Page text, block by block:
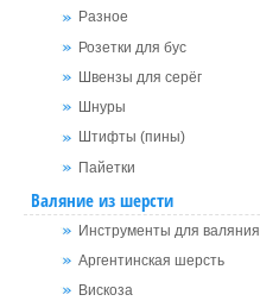
Разное
Розетки для бус
Швензы для серёг
Шнуры
Штифты (пины)
Пайетки
Валяние из шерсти
Инструменты для валяния
Аргентинская шерсть
Вискоза